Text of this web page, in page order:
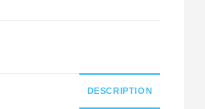
DESCRIPTION